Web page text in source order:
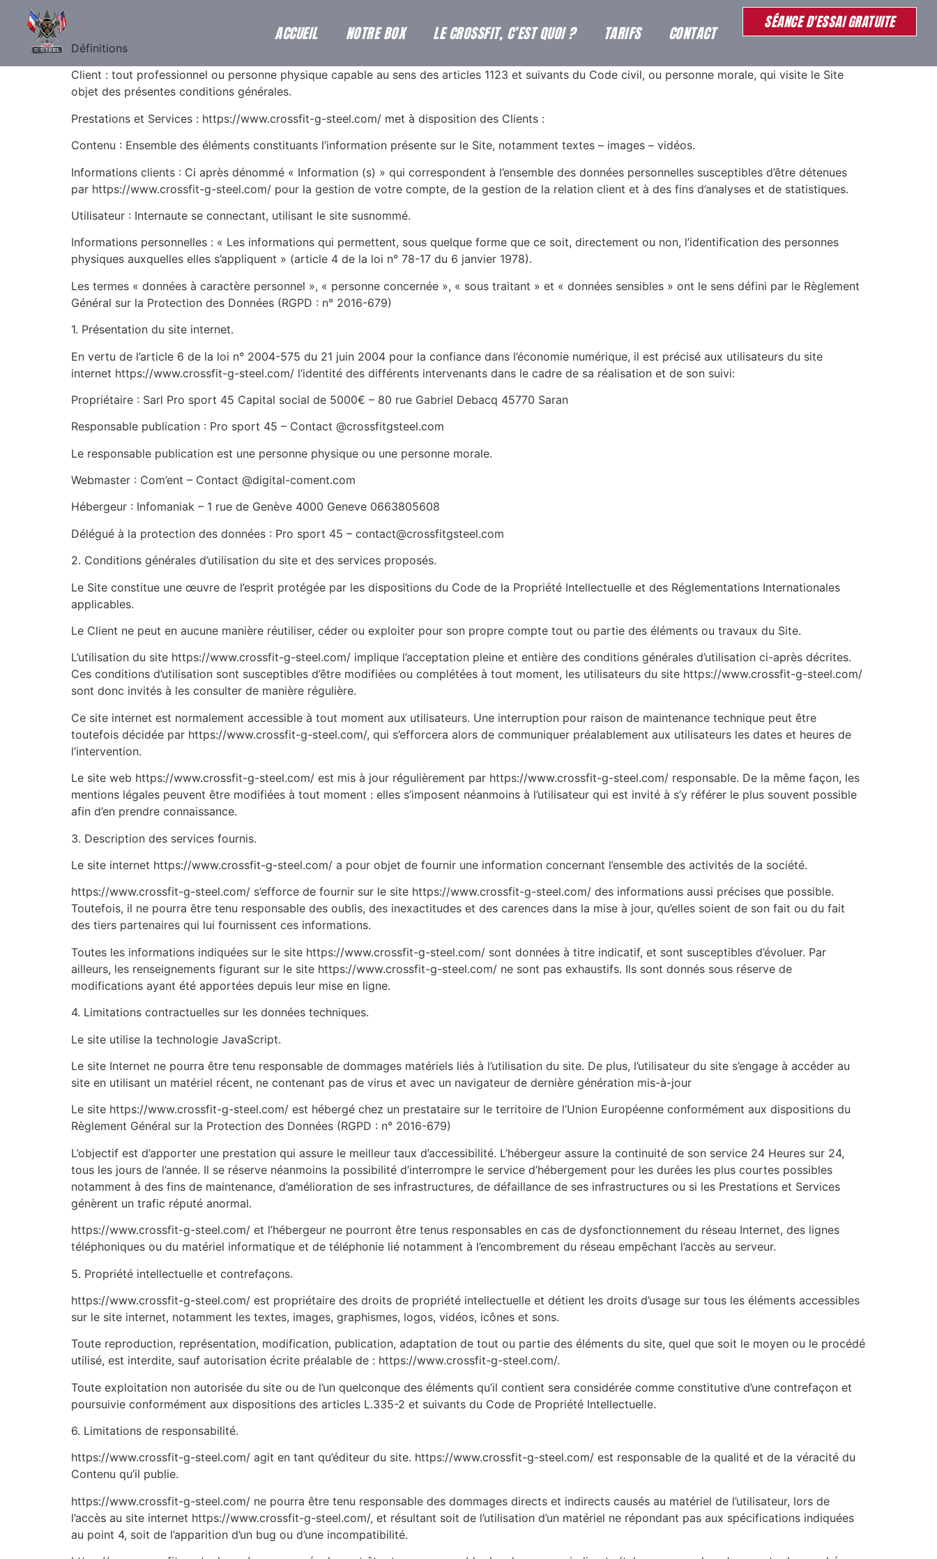
ACCUEIL NOTRE BOX LE CROSSFIT, C’EST QUOI ? TARIFS CONTACT
SÉANCE D'ESSAI GRATUITE
Définitions
Client : tout professionnel ou personne physique capable au sens des articles 1123 et suivants du Code civil, ou personne morale, qui visite le Site
objet des présentes conditions générales.
Prestations et Services : https://www.crossfit-g-steel.com/ met à disposition des Clients :
Contenu : Ensemble des éléments constituants l’information présente sur le Site, notamment textes – images – vidéos.
Informations clients : Ci après dénommé « Information (s) » qui correspondent à l’ensemble des données personnelles susceptibles d’être détenues
par https://www.crossfit-g-steel.com/ pour la gestion de votre compte, de la gestion de la relation client et à des fins d’analyses et de statistiques.
Utilisateur : Internaute se connectant, utilisant le site susnommé.
Informations personnelles : « Les informations qui permettent, sous quelque forme que ce soit, directement ou non, l’identification des personnes
physiques auxquelles elles s’appliquent » (article 4 de la loi n° 78-17 du 6 janvier 1978).
Les termes « données à caractère personnel », « personne concernée », « sous traitant » et « données sensibles » ont le sens défini par le Règlement
Général sur la Protection des Données (RGPD : n° 2016-679)
1. Présentation du site internet.
En vertu de l’article 6 de la loi n° 2004-575 du 21 juin 2004 pour la confiance dans l’économie numérique, il est précisé aux utilisateurs du site
internet https://www.crossfit-g-steel.com/ l’identité des différents intervenants dans le cadre de sa réalisation et de son suivi:
Propriétaire : Sarl Pro sport 45 Capital social de 5000€ – 80 rue Gabriel Debacq 45770 Saran
Responsable publication : Pro sport 45 – Contact @crossfitgsteel.com
Le responsable publication est une personne physique ou une personne morale.
Webmaster : Com’ent – Contact @digital-coment.com
Hébergeur : Infomaniak – 1 rue de Genève 4000 Geneve 0663805608
Délégué à la protection des données : Pro sport 45 – contact@crossfitgsteel.com
2. Conditions générales d’utilisation du site et des services proposés.
Le Site constitue une œuvre de l’esprit protégée par les dispositions du Code de la Propriété Intellectuelle et des Réglementations Internationales
applicables.
Le Client ne peut en aucune manière réutiliser, céder ou exploiter pour son propre compte tout ou partie des éléments ou travaux du Site.
L’utilisation du site https://www.crossfit-g-steel.com/ implique l’acceptation pleine et entière des conditions générales d’utilisation ci-après décrites.
Ces conditions d’utilisation sont susceptibles d’être modifiées ou complétées à tout moment, les utilisateurs du site https://www.crossfit-g-steel.com/
sont donc invités à les consulter de manière régulière.
Ce site internet est normalement accessible à tout moment aux utilisateurs. Une interruption pour raison de maintenance technique peut être
toutefois décidée par https://www.crossfit-g-steel.com/, qui s’efforcera alors de communiquer préalablement aux utilisateurs les dates et heures de
l’intervention.
Le site web https://www.crossfit-g-steel.com/ est mis à jour régulièrement par https://www.crossfit-g-steel.com/ responsable. De la même façon, les
mentions légales peuvent être modifiées à tout moment : elles s’imposent néanmoins à l’utilisateur qui est invité à s’y référer le plus souvent possible
afin d’en prendre connaissance.
3. Description des services fournis.
Le site internet https://www.crossfit-g-steel.com/ a pour objet de fournir une information concernant l’ensemble des activités de la société.
https://www.crossfit-g-steel.com/ s’efforce de fournir sur le site https://www.crossfit-g-steel.com/ des informations aussi précises que possible.
Toutefois, il ne pourra être tenu responsable des oublis, des inexactitudes et des carences dans la mise à jour, qu’elles soient de son fait ou du fait
des tiers partenaires qui lui fournissent ces informations.
Toutes les informations indiquées sur le site https://www.crossfit-g-steel.com/ sont données à titre indicatif, et sont susceptibles d’évoluer. Par
ailleurs, les renseignements figurant sur le site https://www.crossfit-g-steel.com/ ne sont pas exhaustifs. Ils sont donnés sous réserve de
modifications ayant été apportées depuis leur mise en ligne.
4. Limitations contractuelles sur les données techniques.
Le site utilise la technologie JavaScript.
Le site Internet ne pourra être tenu responsable de dommages matériels liés à l’utilisation du site. De plus, l’utilisateur du site s’engage à accéder au
site en utilisant un matériel récent, ne contenant pas de virus et avec un navigateur de dernière génération mis-à-jour
Le site https://www.crossfit-g-steel.com/ est hébergé chez un prestataire sur le territoire de l’Union Européenne conformément aux dispositions du
Règlement Général sur la Protection des Données (RGPD : n° 2016-679)
L’objectif est d’apporter une prestation qui assure le meilleur taux d’accessibilité. L’hébergeur assure la continuité de son service 24 Heures sur 24,
tous les jours de l’année. Il se réserve néanmoins la possibilité d’interrompre le service d’hébergement pour les durées les plus courtes possibles
notamment à des fins de maintenance, d’amélioration de ses infrastructures, de défaillance de ses infrastructures ou si les Prestations et Services
génèrent un trafic réputé anormal.
https://www.crossfit-g-steel.com/ et l’hébergeur ne pourront être tenus responsables en cas de dysfonctionnement du réseau Internet, des lignes
téléphoniques ou du matériel informatique et de téléphonie lié notamment à l’encombrement du réseau empêchant l’accès au serveur.
5. Propriété intellectuelle et contrefaçons.
https://www.crossfit-g-steel.com/ est propriétaire des droits de propriété intellectuelle et détient les droits d’usage sur tous les éléments accessibles
sur le site internet, notamment les textes, images, graphismes, logos, vidéos, icônes et sons.
Toute reproduction, représentation, modification, publication, adaptation de tout ou partie des éléments du site, quel que soit le moyen ou le procédé
utilisé, est interdite, sauf autorisation écrite préalable de : https://www.crossfit-g-steel.com/.
Toute exploitation non autorisée du site ou de l’un quelconque des éléments qu’il contient sera considérée comme constitutive d’une contrefaçon et
poursuivie conformément aux dispositions des articles L.335-2 et suivants du Code de Propriété Intellectuelle.
6. Limitations de responsabilité.
https://www.crossfit-g-steel.com/ agit en tant qu’éditeur du site. https://www.crossfit-g-steel.com/ est responsable de la qualité et de la véracité du
Contenu qu’il publie.
https://www.crossfit-g-steel.com/ ne pourra être tenu responsable des dommages directs et indirects causés au matériel de l’utilisateur, lors de
l’accès au site internet https://www.crossfit-g-steel.com/, et résultant soit de l’utilisation d’un matériel ne répondant pas aux spécifications indiquées
au point 4, soit de l’apparition d’un bug ou d’une incompatibilité.